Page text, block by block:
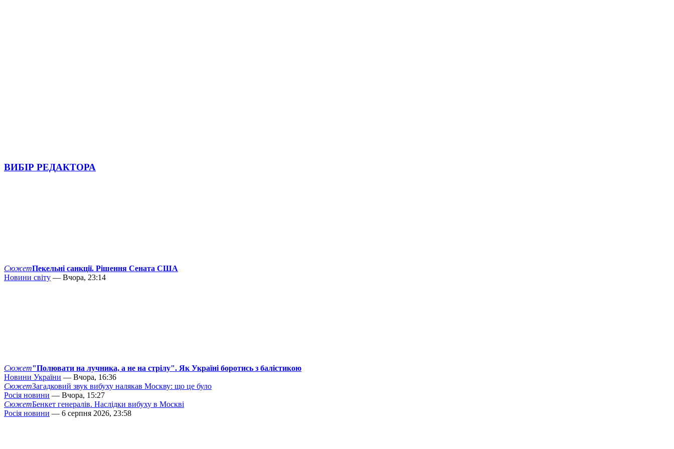
ВИБІР РЕДАКТОРА
СюжетПекельні санкції. Рішення Сената США
Новини світу — Вчора, 23:14
Сюжет"Полювати на лучника, а не на стрілу". Як Україні боротись з балістикою
Новини України — Вчора, 16:36
СюжетЗагадковий звук вибуху налякав Москву: що це було
Росія новини — Вчора, 15:27
СюжетБенкет генералів. Наслідки вибуху в Москві
Росія новини — 6 серпня 2026, 23:58